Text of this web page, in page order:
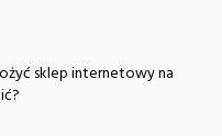
sklep internetowy na